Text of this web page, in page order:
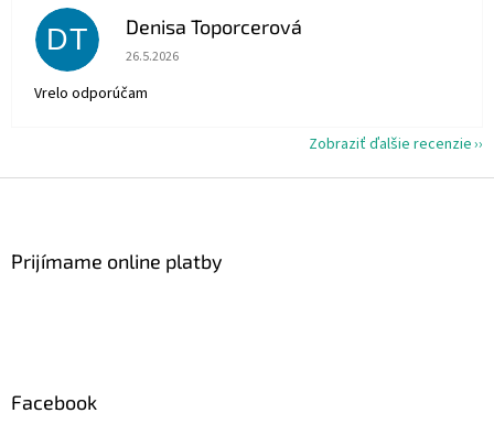
DT Denisa Toporcerová
Hodnotenie obchodu je 5 z 5 hviezdičiek.
26.5.2026
Vrelo odporúčam
Zobraziť ďalšie recenzie
Prijímame online platby
Facebook